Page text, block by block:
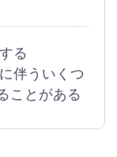
る
伴ういくつ
ことがある